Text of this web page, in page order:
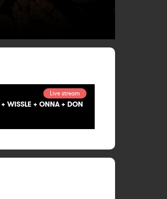
WISSLE + ONNA + DON
Live stream